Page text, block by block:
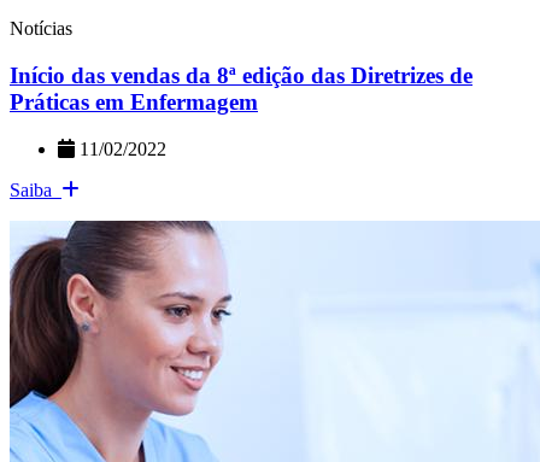
Notícias
Início das vendas da 8ª edição das Diretrizes de
Práticas em Enfermagem
11/02/2022
Saiba